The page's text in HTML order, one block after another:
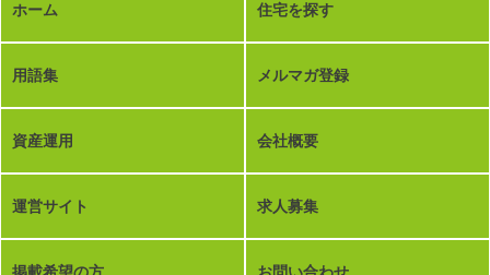
ホーム 住宅を探す
用語集 メルマガ登録
資産運用 会社概要
運営サイト 求人募集